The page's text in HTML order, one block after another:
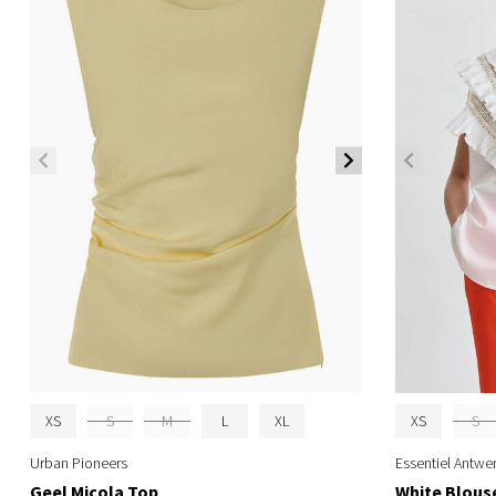
XS S M L XL
Urban Pioneers
Geel Micola Top
XS S
Essentiel
White